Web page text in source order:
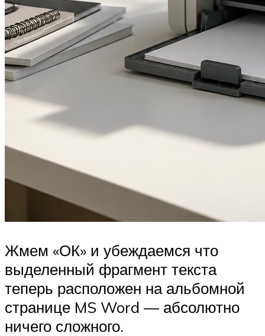
Жмем «ОК» и убеждаемся что
выделенный фрагмент текста
теперь расположен на альбомной
странице MS Word — абсолютно
ничего сложного.